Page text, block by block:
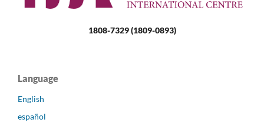
1808-7329 (1809-0893)
Language
English
español